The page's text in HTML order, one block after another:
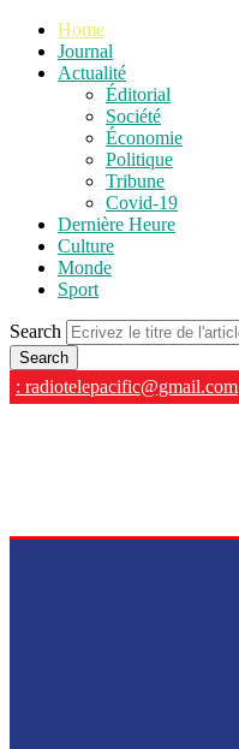
Home
Journal
Actualité
Éditorial
Société
Économie
Politique
Tribune
Covid-19
Dernière Heure
Culture
Monde
Sport
Search
: radiotelepacific@gmail.com